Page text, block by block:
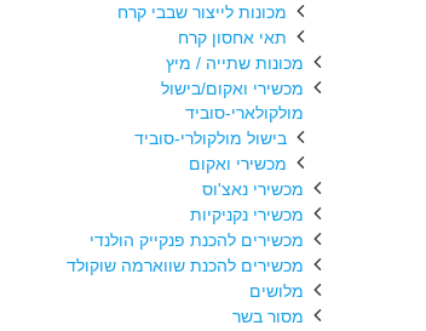
מכונות לייצור שבבי קרח
תאי אחסון קרח
מכונות שתייה / מיץ
מכשירי ואקום/בישול
מולקולארי-סוביד
בישול מולקולרי-סוביד
מכשירי ואקום
מכשירי נאצ'וס
מכשירי נקניקיות
מכשירים להכנת פנקייק הולנדי
מכשירים להכנת שווארמה שוקולד
מלושים
מסור בשר